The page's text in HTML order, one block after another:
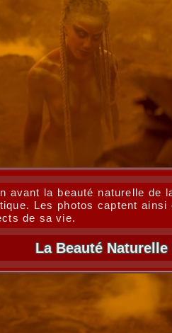
avant la beauté naturelle
Les photos captent
de sa vie.
La Beauté